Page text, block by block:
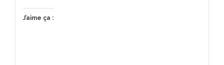
J’aime ça :